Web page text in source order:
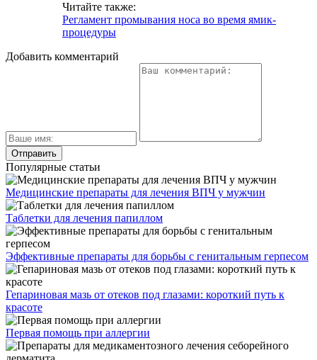
Читайте также:
Регламент промывания носа во время ямик-
процедуры
Добавить комментарий
Популярные статьи
Медицинские препараты для лечения ВПЧ у мужчин
Таблетки для лечения папиллом
Эффективные препараты для борьбы с генитальным герпесом
Гепариновая мазь от отеков под глазами: короткий путь к
красоте
Первая помощь при аллергии